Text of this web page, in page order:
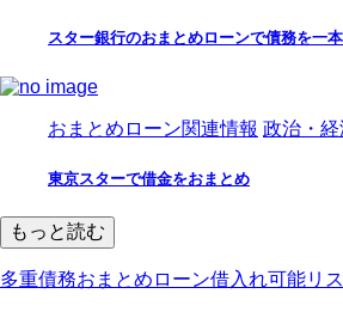
スター銀行のおまとめローンで債務を一
おまとめローン関連情報 政治・経
東京スターで借金をおまとめ
もっと読む
多重債務おまとめローン借入れ可能リ